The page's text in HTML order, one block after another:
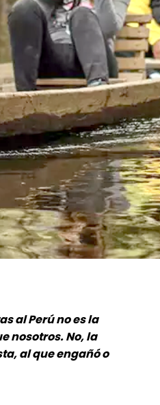
al Perú no es la
nosotros. No, la
al que engañó o